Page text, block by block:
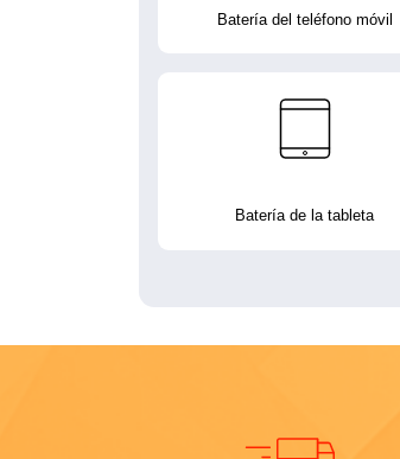
Batería del teléfono móvil
Batería de la tableta